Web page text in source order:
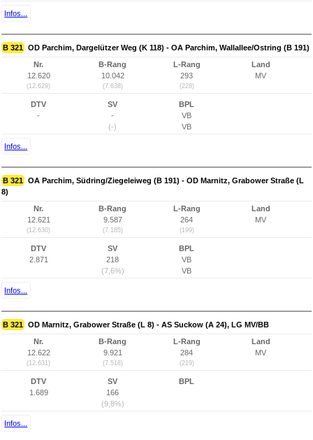
Infos...
B 321 OD Parchim, Dargelützer Weg (K 118) - OA Parchim, Wallallee/Ostring (B 191)
Nr.
12.620
(12.629)
B-Rang
10.042
(7.638)
L-Rang
293
(228)
Land
MV
DTV
-
SV
-
(-)
BPL
VB
VB
Infos...
B 321 OA Parchim, Südring/Ziegeleiweg (B 191) - OD Marnitz, Grabower Straße (L
8)
Nr.
12.621
(12.630)
B-Rang
9.587
(7.185)
L-Rang
264
(199)
Land
MV
DTV
2.871
SV
218
(7,6%)
BPL
VB
VB
Infos...
B 321 OD Marnitz, Grabower Straße (L 8) - AS Suckow (A 24), LG MV/BB
Nr.
12.622
(12.631)
B-Rang
9.921
(7.518)
L-Rang
284
(219)
Land
MV
DTV
1.689
SV
166
(9,8%)
BPL
Infos...